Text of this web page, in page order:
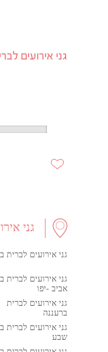
גני אירועים
גני
גני אירועים לברית
גני אירועים לברית
אביב -יפו
גני אירועים לברית
ברעננה
גני אירועים לברית
שבע